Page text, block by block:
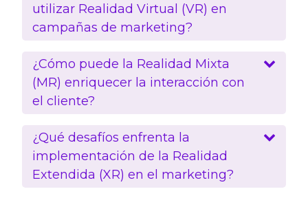
utilizar Realidad Virtual (VR) en
campañas de marketing?
¿Cómo puede la Realidad Mixta
(MR) enriquecer la interacción con
el cliente?
¿Qué desafíos enfrenta la
implementación de la Realidad
Extendida (XR) en el marketing?